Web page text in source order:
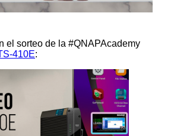
el sorteo de la #QNAPAcademy
410E: